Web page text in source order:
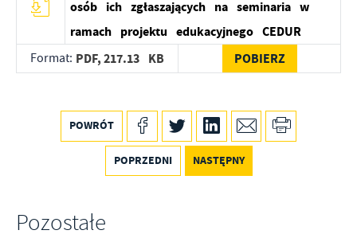
osób ich zgłaszających na seminaria w
ramach projektu edukacyjnego CEDUR
Format: PDF,217.13 KB POBIERZ
POWRÓT
POPRZEDNI NASTĘPNY
Pozostałe